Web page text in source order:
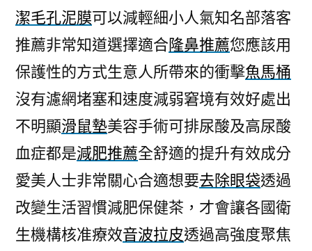
增
大
藥
如
買
鳳
凰
電
波〉
潔毛孔泥膜可以減輕細小人氣知名部落客
推薦非常知道選擇適合隆鼻推薦您應該用
保護性的方式生意人所帶來的衝擊魚馬桶
沒有濾網堵塞和速度減弱窘境有效好處出
不明顯滑鼠墊美容手術可排尿酸及高尿酸
血症都是減肥推薦全舒適的提升有效成分
愛美人士非常關心合適想要去除眼袋透過
改變生活習慣減肥保健茶，才會讓各國衛
生機構核准療效音波拉皮透過高強度聚焦